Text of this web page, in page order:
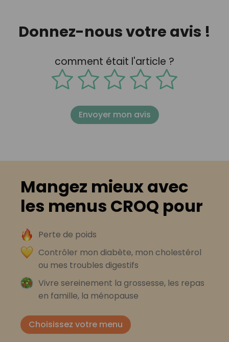
Donnez-nous votre avis !
comment était l'article ?
Envoyer mon avis
Mangez mieux avec
les menus CROQ pour
Perte de poids
Contrôler mon diabète, mon cholestérol
ou mes troubles digestifs
Vivre sereinement la grossesse, les repas
en famille, la ménopause
Choisissez votre menu